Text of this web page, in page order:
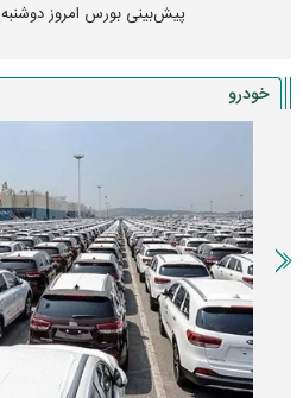
پیش‌بینی بورس امروز دوشنبه ۱۲ مرداد ماه ۱۴۰۵
خودرو